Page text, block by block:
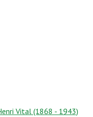
Vital (1868 - 1943)